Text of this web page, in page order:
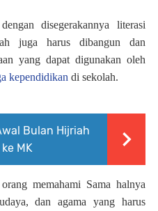
disegerakannya literasi
juga harus dibangun dan
yang dapat digunakan oleh
kependidikan di sekolah.
Bulan Hijriah
MK
memahami Sama halnya
dan agama yang harus